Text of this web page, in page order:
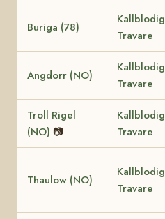
Buriga (78)
Kallblodig
Travare
Angdorr (NO)
Kallblodig
Travare
Troll Rigel
(NO) 📷
Kallblodig
Travare
Thaulow (NO)
Kallblodig
Travare